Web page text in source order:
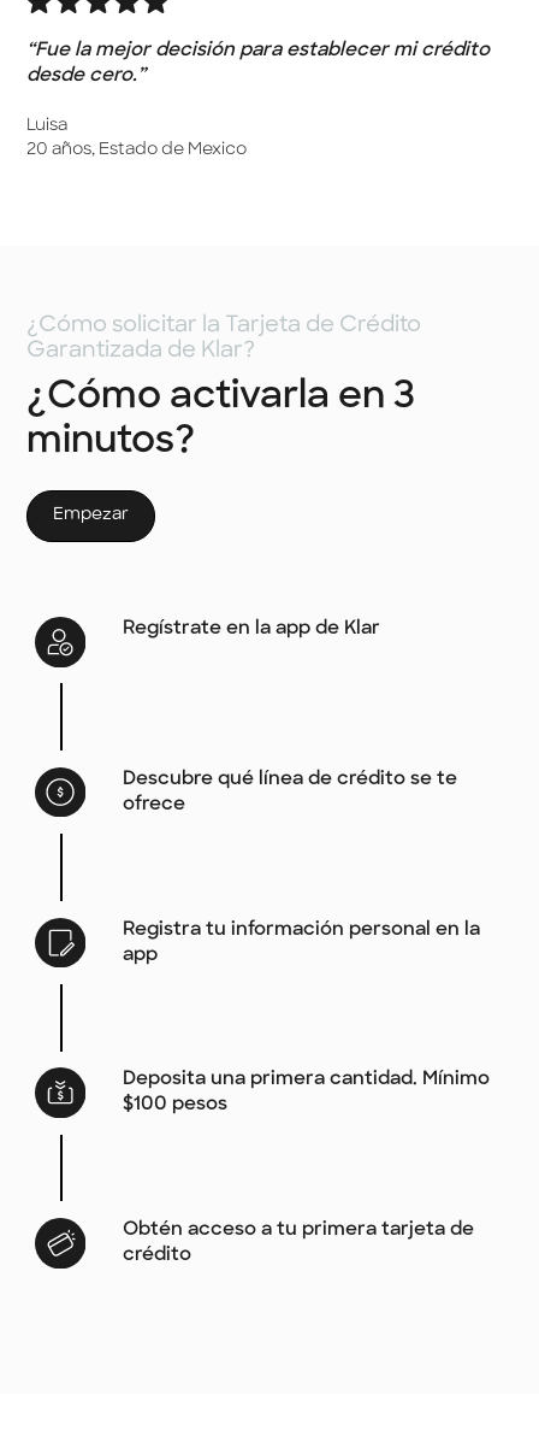
“Fue la mejor decisión para establecer mi crédito
desde cero.”
Luisa
20 años, Estado de Mexico
¿Cómo solicitar la Tarjeta de Crédito
Garantizada de Klar?
¿Cómo activarla en 3
minutos?
Empezar
Regístrate en la app de Klar
Descubre qué línea de crédito se te
ofrece
Registra tu información personal en la
app
Deposita una primera cantidad. Mínimo
$100 pesos
Obtén acceso a tu primera tarjeta de
crédito